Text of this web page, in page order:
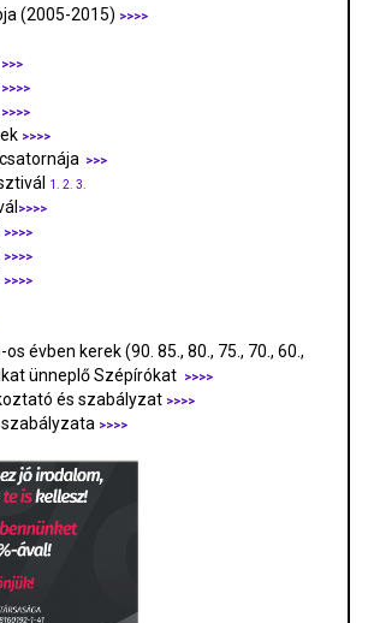
(2005-2015) >>>>
>>>
>>>>
>>>>
>>>>
>>>
1. 2. 3.
>>>>
>>>>
>>>>
>>>>
évben kerek (90. 85., 80., 75., 70., 60.,
ünneplő Szépírókat
>>>>
és szabályzat >>>>
>>>>